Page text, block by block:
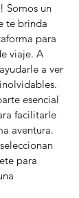
Somos un
te brinda
para
viaje. A
a ver
esencial
facilitarle
aventura.
para